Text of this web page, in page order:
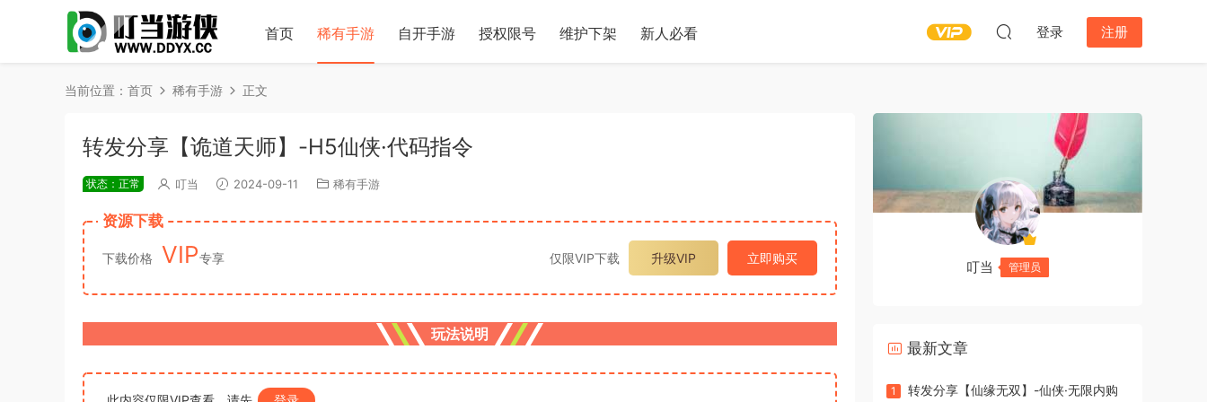
首页 稀有手游 自开手游 授权限号 维护下架 新人必看 登录 注册
当前位置： 首页 稀有手游 正文
转发分享【诡道天师】-H5仙侠·代码指令
状态：正常 叮当 2024-09-11 稀有手游
资源下载
下载价格 VIP专享 仅限VIP下载 升级VIP 立即购买
玩法说明
叮当 管理员
最新文章
1 转发分享【仙缘无双】-仙侠·无限内购